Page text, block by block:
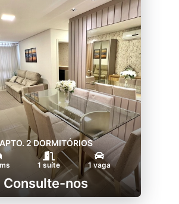
APTO. 2 DORMITÓRIOS
1 suíte 1 vaga
Consulte-nos